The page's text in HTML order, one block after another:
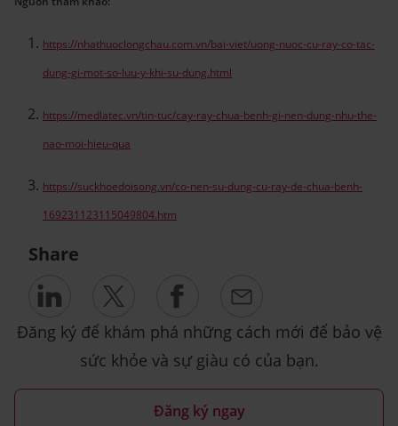
https://nhathuoclongchau.com.vn/bai-viet/uong-nuoc-cu-ray-co-tac-
dung-gi-mot-so-luu-y-khi-su-dung.html
https://medlatec.vn/tin-tuc/cay-ray-chua-benh-gi-nen-dung-nhu-the-
nao-moi-hieu-qua
https://suckhoedoisong.vn/co-nen-su-dung-cu-ray-de-chua-benh-
169231123115049804.htm
Share
Đăng ký để khám phá những cách mới để bảo vệ
sức khỏe và sự giàu có của bạn.
Đăng ký ngay